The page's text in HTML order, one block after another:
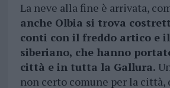
La neve alla fine è arrivata,
anche Olbia si trova
conti con il freddo artico e
siberiano, che hanno
città e in tutta la Gallura.
non certo comune per la città,